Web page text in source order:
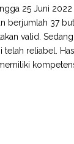
25 Juni
berjumlah 37
valid.
telah reliabel.